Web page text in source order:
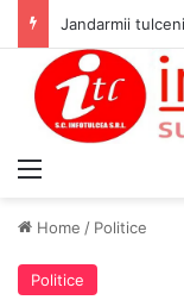
Home / Politice
Politice